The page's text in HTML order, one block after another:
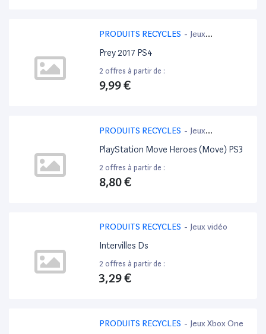
PRODUITS RECYCLES - Jeux
PlayStation 4
Prey 2017 PS4
2 offres à partir de :
9,99 €
PRODUITS RECYCLES - Jeux
PlayStation 3
PlayStation Move Heroes (Move) PS3
2 offres à partir de :
8,80 €
PRODUITS RECYCLES - Jeux vidéo
Intervilles Ds
2 offres à partir de :
3,29 €
PRODUITS RECYCLES - Jeux Xbox One